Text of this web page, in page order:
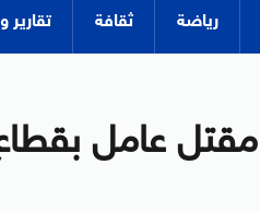
رياضة ثقافة تقارير
عامل بقطاع